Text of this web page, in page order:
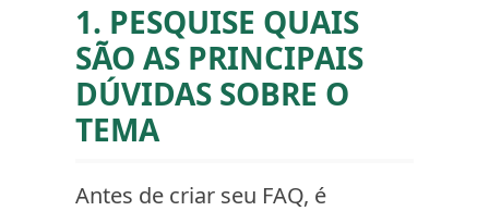
1. PESQUISE QUAIS
SÃO AS PRINCIPAIS
DÚVIDAS SOBRE O
TEMA
Antes de criar seu FAQ, é